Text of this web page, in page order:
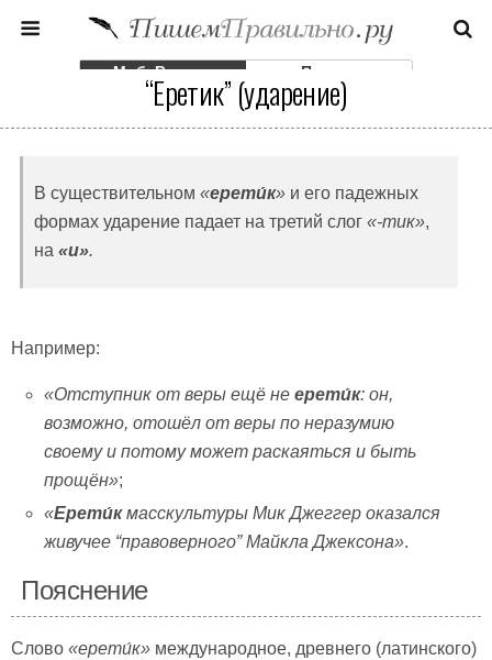
Моб. Версия Полная
“Еретик” (ударение)
В существительном «ерети́к» и его падежных
формах ударение падает на третий слог «-тик»,
на «и».
Например:
«Отступник от веры ещё неерети́к: он,
возможно, отошёл от веры по неразумию
своему и потому может раскаяться и быть
прощён»;
«Ерети́кмасскультуры Мик Джеггер оказался
живучее “правоверного”Майкла Джексона».
Пояснение
Слово «ерети́к» международное, древнего (латинского)